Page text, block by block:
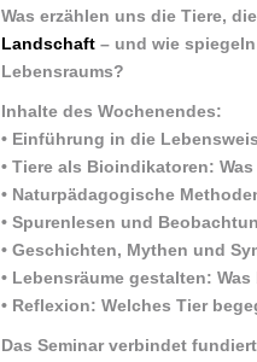
Was erzählen uns die Tiere,
Landschaft – und wie
Lebensraums?
Inhalte des Wochenendes:
• Einführung in die
• Tiere als Bioindikatoren:
• Naturpädagogische
• Spurenlesen und
• Geschichten, Mythen und
• Lebensräume gestalten:
• Reflexion: Welches Tier
Das Seminar verbindet